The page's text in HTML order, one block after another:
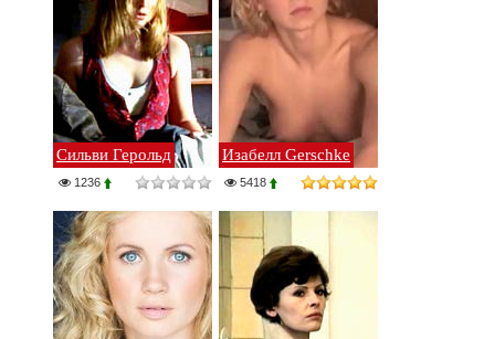
Сильви Герольд
1236
Изабелл Gerschke
5418